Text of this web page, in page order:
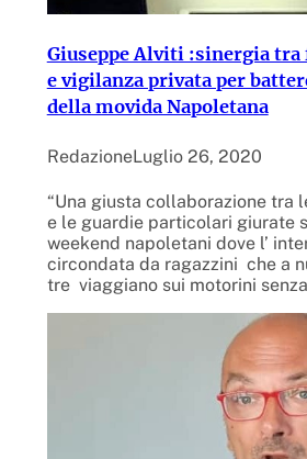
Giuseppe Alviti :sinergia tra
e vigilanza privata per
della movida Napoletana
RedazioneLuglio 26, 2020
“Una giusta collaborazione tra
e le guardie particolari giurate
weekend napoletani dove l’
circondata da ragazzini che a
tre viaggiano sui motorini